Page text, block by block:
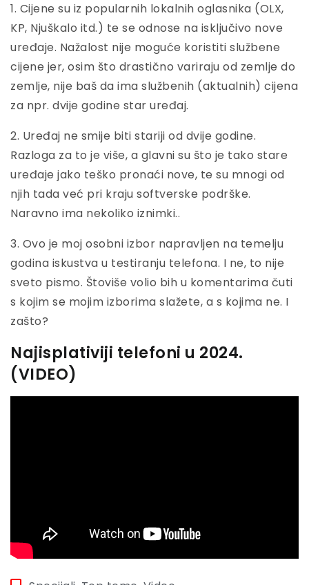
1. Cijene su iz popularnih lokalnih oglasnika (OLX,
KP, Njuškalo itd.) te se odnose na isključivo nove
uređaje. Nažalost nije moguće koristiti službene
cijene jer, osim što drastično variraju od zemlje do
zemlje, nije baš da ima službenih (aktualnih) cijena
za npr. dvije godine star uređaj.
2. Uređaj ne smije biti stariji od dvije godine.
Razloga za to je više, a glavni su što je tako stare
uređaje jako teško pronaći nove, te su mnogi od
njih tada već pri kraju softverske podrške.
Naravno ima nekoliko iznimki..
3. Ovo je moj osobni izbor napravljen na temelju
godina iskustva u testiranju telefona. I ne, to nije
sveto pismo. Štoviše volio bih u komentarima čuti
s kojim se mojim izborima slažete, a s kojima ne. I
zašto?
Najisplativiji telefoni u 2024.
(VIDEO)